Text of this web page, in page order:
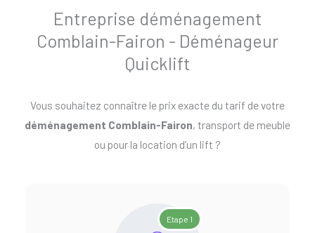
Entreprise déménagement
Comblain-Fairon - Déménageur
Quicklift
Vous souhaitez connaître le prix exacte du tarif de votre
déménagement Comblain-Fairon, transport de meuble
ou pour la location d’un lift ?
Etape 1